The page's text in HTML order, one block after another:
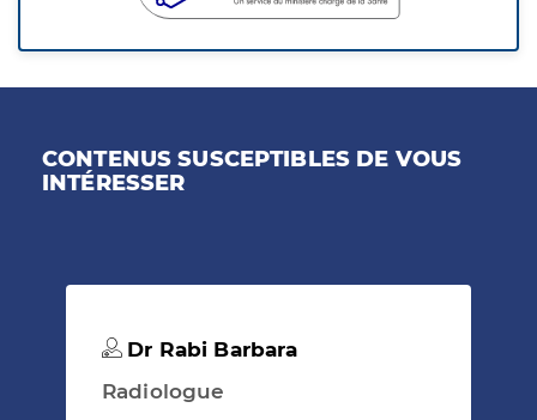
CONTENUS SUSCEPTIBLES DE VOUS
INTÉRESSER
Dr Rabi Barbara
Radiologue